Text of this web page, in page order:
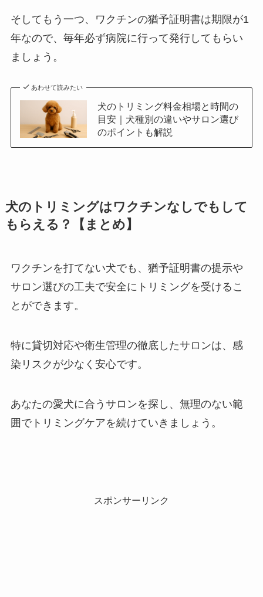
そしてもう一つ、
ワクチンの猶予証明書は期限が1
年なので、毎年必ず病院に行って発行してもらい
ましょう。
あわせて読みたい
犬のトリミング料金相場と時間の
目安｜犬種別の違いやサロン選び
のポイントも解説
犬のトリミングはワクチンなしでもして
もらえる？【まとめ】
ワクチンを打てない犬でも、猶予証明書の提示や
サロン選びの工夫で安全にトリミングを受けるこ
とができます。
特に貸切対応や衛生管理の徹底したサロンは、感
染リスクが少なく安心です。
あなたの愛犬に合うサロンを探し、無理のない範
囲でトリミングケアを続けていきましょう。
スポンサーリンク